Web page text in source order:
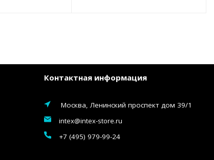
Контактная информация
Москва, Ленинский проспект дом 39/1
intex@intex-store.ru
+7 (495) 979-99-24